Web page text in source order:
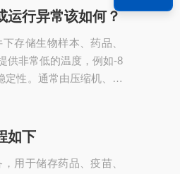
运行异常该如何？
存储生物样本、药品、
供非常低的温度，例如-8
定性。通常由压缩机、冷
范围内。超低温冷冻储
松动或插座...
如下
用于储存药品、疫苗、